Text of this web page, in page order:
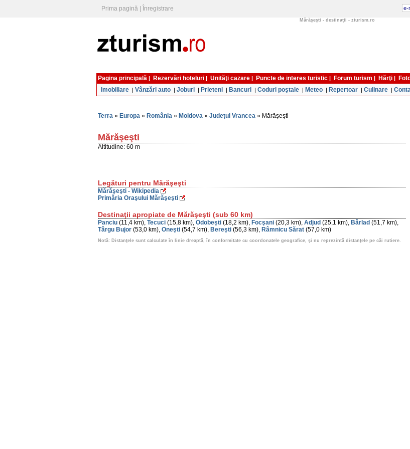
Prima pagină Înregistrare
Mărăşeşti - destinaţii - zturism.ro
Pagina principală | Rezervări hoteluri | Unităţi cazare | Puncte de interes turistic | Forum turism | Hărţi |
Imobiliare | Vânzări auto | Joburi | Prieteni | Bancuri | Coduri poştale | Meteo | Repertoar | Culinare |
Terra » Europa » România » Moldova » Judeţul Vrancea » Mărăşeşti
Mărăşeşti
Altitudine: 60 m
Legături pentru Mărăşeşti
Mărăşeşti - Wikipedia
Primăria Oraşului Mărăşeşti
Destinaţii apropiate de Mărăşeşti (sub 60 km)
Panciu (11,4 km), Tecuci (15,8 km), Odobeşti (18,2 km), Focşani (20,3 km), Adjud (25,1 km), Bârlad (51,7 km),
Târgu Bujor (53,0 km), Oneşti (54,7 km), Bereşti (56,3 km), Râmnicu Sărat (57,0 km)
Notă: Distanţele sunt calculate în linie dreaptă, în conformitate cu coordonatele geografice, şi nu reprezintă distanţele pe căi rutiere.